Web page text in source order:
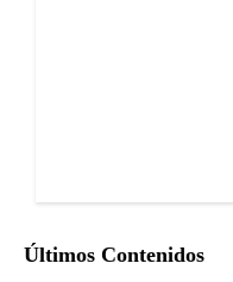
Últimos Contenidos